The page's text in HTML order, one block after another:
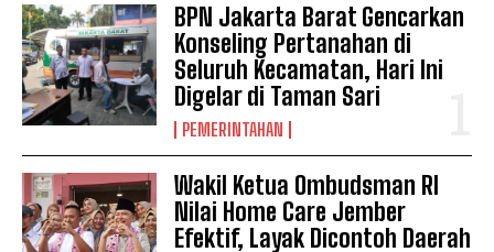
BPN Jakarta Barat Gencarkan
Konseling Pertanahan di
Seluruh Kecamatan, Hari Ini
Digelar di Taman Sari
PEMERINTAHAN
Wakil Ketua Ombudsman RI
Nilai Home Care Jember
Efektif, Layak Dicontoh Daerah